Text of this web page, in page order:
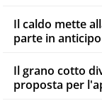
Il caldo mette
parte in anticipo
Il grano cotto
proposta per